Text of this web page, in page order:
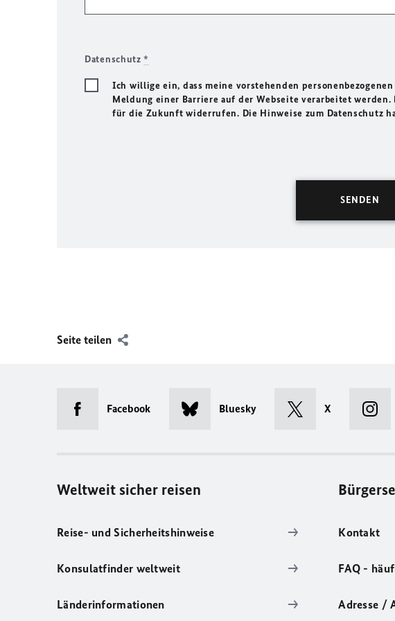
Datenschutz*
Ich willige ein, dass meine vorstehenden
Meldung einer Barriere auf der Webseite verarbeitet
für die Zukunft widerrufen. Die Hinweise zum Datenschutz
Seite teilen
Facebook Bluesky X
Weltweit sicher reisen
Reise- und Sicherheitshinweise
Konsulatfinder weltweit
Länderinformationen
Kontakt
FAQ -
Adresse /